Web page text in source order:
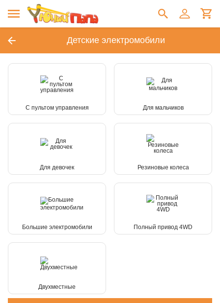
Детские электромобили
С пультом управления Для мальчиков
Для девочек Резиновые колеса
Большие электромобили Полный привод 4WD
Двухместные